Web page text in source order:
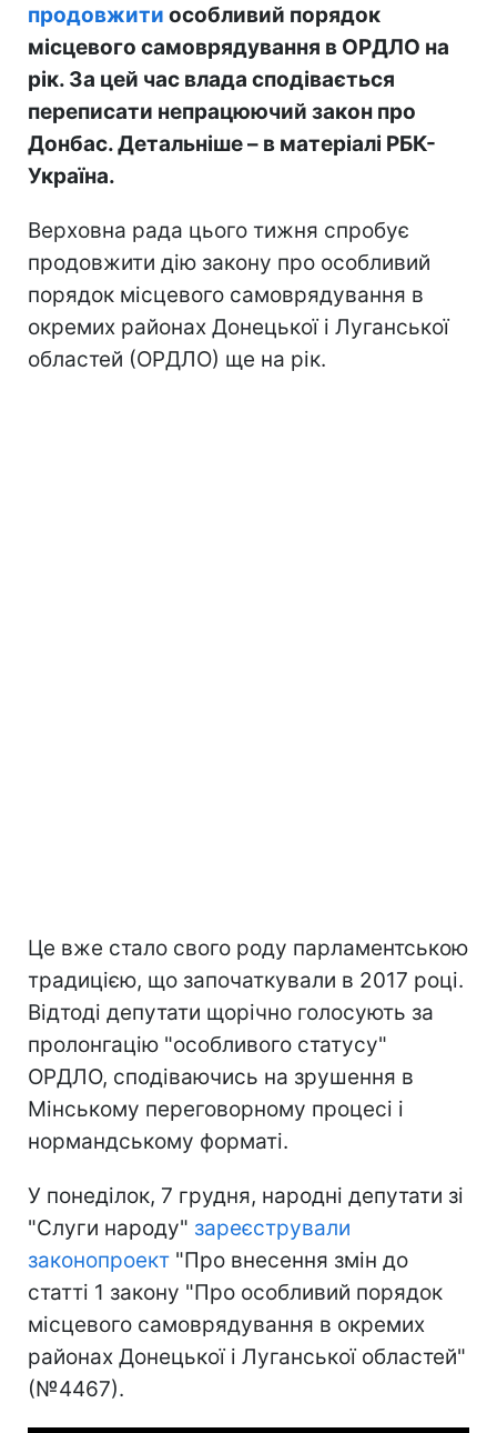
продовжити особливий порядок
місцевого самоврядування в ОРДЛО на
рік. За цей час влада сподівається
переписати непрацюючий закон про
Донбас. Детальніше – в матеріалі РБК-
Україна.
Верховна рада цього тижня спробує
продовжити дію закону про особливий
порядок місцевого самоврядування в
окремих районах Донецької і Луганської
областей (ОРДЛО) ще на рік.
Це вже стало свого роду парламентською
традицією, що започаткували в 2017 році.
Відтоді депутати щорічно голосують за
пролонгацію "особливого статусу"
ОРДЛО, сподіваючись на зрушення в
Мінському переговорному процесі і
нормандському форматі.
У понеділок, 7 грудня, народні депутати зі
"Слуги народу" зареєстрували
законопроект "Про внесення змін до
статті 1 закону "Про особливий порядок
місцевого самоврядування в окремих
районах Донецької і Луганської областей"
(№4467).